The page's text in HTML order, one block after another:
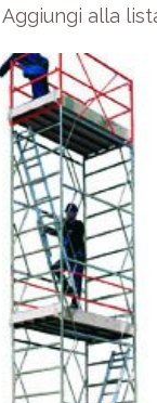
Aggiungi alla